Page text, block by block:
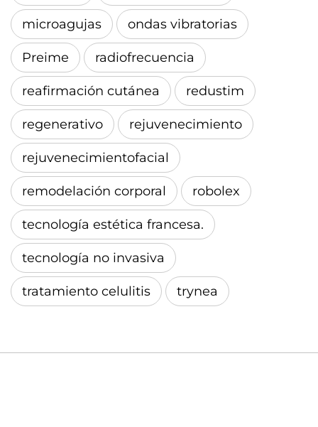
microagujas ondas vibratorias
Preime radiofrecuencia
reafirmación cutánea redustim
regenerativo rejuvenecimiento
rejuvenecimientofacial
remodelación corporal robolex
tecnología estética francesa.
tecnología no invasiva
tratamiento celulitis trynea